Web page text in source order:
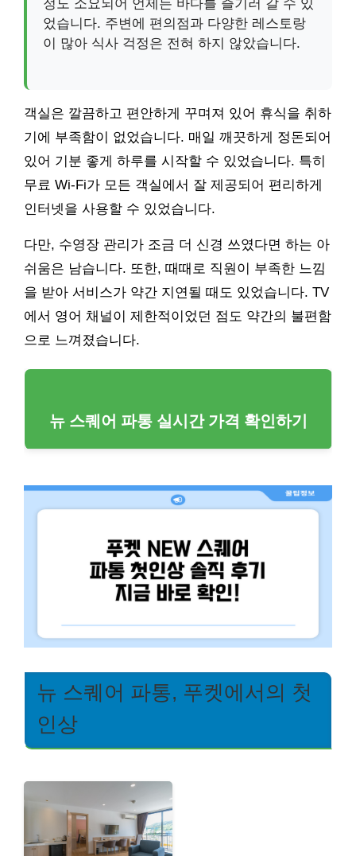
정도 소요되어 언제든 바다를 즐기러 갈 수 있
었습니다. 주변에 편의점과 다양한 레스토랑
이 많아 식사 걱정은 전혀 하지 않았습니다.
객실은 깔끔하고 편안하게 꾸며져 있어 휴식을 취하
기에 부족함이 없었습니다. 매일 깨끗하게 정돈되어
있어 기분 좋게 하루를 시작할 수 있었습니다. 특히
무료 Wi-Fi가 모든 객실에서 잘 제공되어 편리하게
인터넷을 사용할 수 있었습니다.
다만, 수영장 관리가 조금 더 신경 쓰였다면 하는 아
쉬움은 남습니다. 또한, 때때로 직원이 부족한 느낌
을 받아 서비스가 약간 지연될 때도 있었습니다. TV
에서 영어 채널이 제한적이었던 점도 약간의 불편함
으로 느껴졌습니다.
뉴 스퀘어 파통 실시간 가격 확인하기
뉴 스퀘어 파통, 푸켓에서의 첫
인상